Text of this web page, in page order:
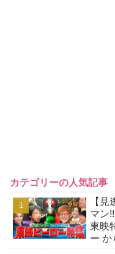
カテゴリーの人気記事
【
マン
東映
ー か